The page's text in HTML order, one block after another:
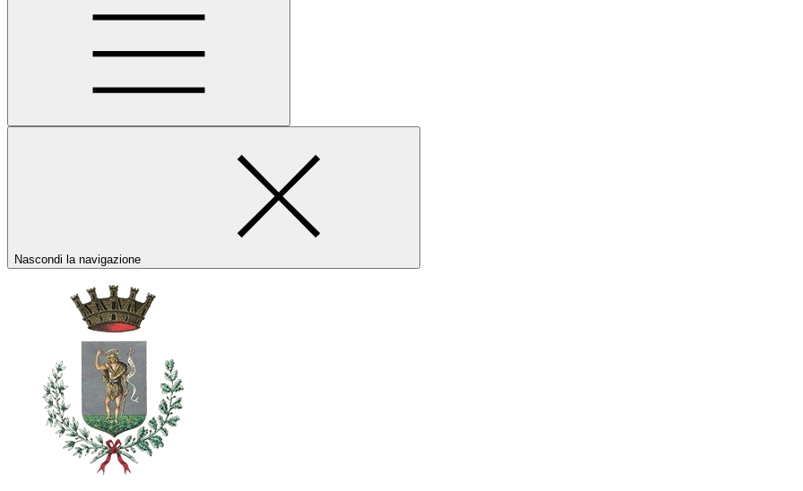
Nascondi la navigazione